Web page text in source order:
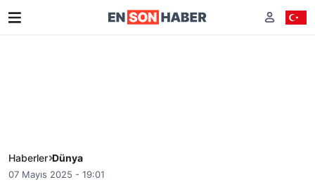
Haberler Dünya
07 Mayıs 2025 - 19:01